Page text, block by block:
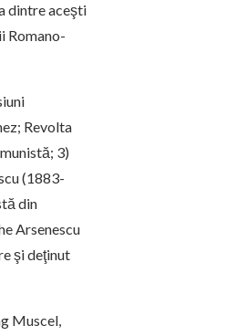
dintre aceşti
Romano-
Revolta
3)
(1883-
din
Arsenescu
şi deţinut
Muscel,